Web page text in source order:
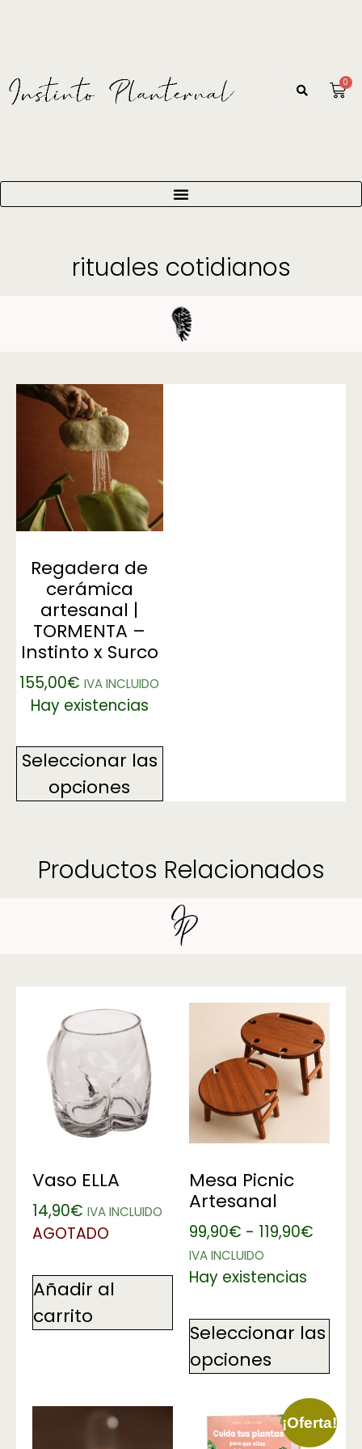
0
rituales cotidianos
Regadera de
cerámica
artesanal |
TORMENTA –
Instinto x Surco
155,00€ IVA INCLUIDO
Hay existencias
Seleccionar las
opciones
Productos Relacionados
Vaso ELLA
14,90€ IVA INCLUIDO
AGOTADO
Añadir al
carrito
Mesa Picnic
Artesanal
99,90€ - 119,90€
IVA INCLUIDO
Hay existencias
Seleccionar las
opciones
¡Oferta!